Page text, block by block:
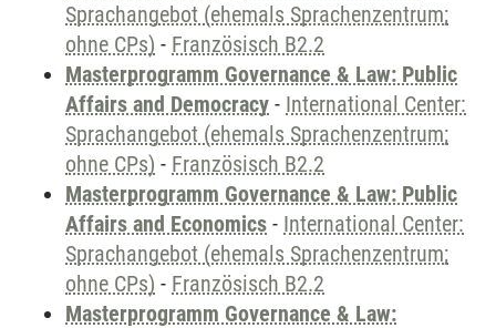
Sprachangebot (ehemals Sprachenzentrum;
ohne CPs) - Französisch B2.2
Masterprogramm Governance & Law: Public
Affairs and Democracy - International Center:
Sprachangebot (ehemals Sprachenzentrum;
ohne CPs) - Französisch B2.2
Masterprogramm Governance & Law: Public
Affairs and Economics - International Center:
Sprachangebot (ehemals Sprachenzentrum;
ohne CPs) - Französisch B2.2
Masterprogramm Governance & Law: